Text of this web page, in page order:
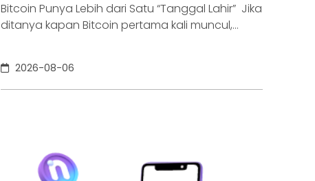
Bitcoin Punya Lebih dari Satu “Tanggal Lahir” Jika
ditanya kapan Bitcoin pertama kali muncul,
yang lain mengatakan 2009. Keduanya tidak
sepenuhnya salah. Bitcoin pertama kali
jaringannya baru benar-benar mulai beroperasi
2026-08-06